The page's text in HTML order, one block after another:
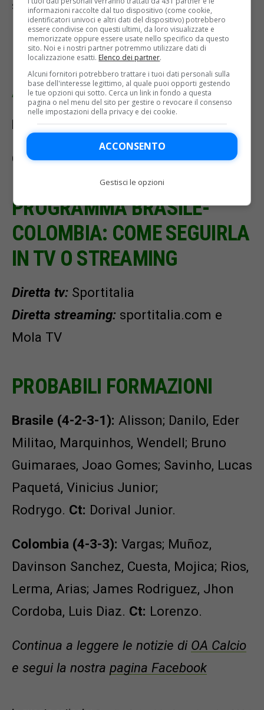
sito sportitalia.it e su Mola TV.
PROGRAMMA COPA
AMERICA 2024
Mercoledì 3 luglio
Ore 03.00 Brasile-Colombia
PROGRAMMA BRASILE-
COLOMBIA: COME SEGUIRLA
IN TV O STREAMING
Diretta tv: Sportitalia
Diretta streaming: sportitalia.com e
Mola TV
PROBABILI FORMAZIONI
Brasile (4-2-3-1): Alisson; Danilo, Eder
Militao, Marquinhos, Wendell; Bruno
Guimaraes, Joao Gomes; Savinho, Lucas
Paquetá, Vinicius Junior;
Rodrygo. Ct: Dorival Junior.
Colombia (4-3-3): Vargas; Muñoz,
Davinson Sanchez, Cuesta, Mojica; Rios,
Lerma, Arias; James Rodriguez, Jhon
Cordoba, Luis Diaz. Ct: Lorenzo.
Continua a leggere le notizie di OA Calcio
e segui la nostra pagina Facebook
informazioni raccolte dal tuo dispositivo (come cookie,
identificatori univoci e altri dati del dispositivo) potrebbero
essere condivise con questi ultimi, da loro visualizzate e
memorizzate oppure essere usate nello specifico da questo
sito. Noi e i nostri partner potremmo utilizzare dati di
localizzazione esatti. Elenco dei partner.
Alcuni fornitori potrebbero trattare i tuoi dati personali sulla
base dell'interesse legittimo, al quale puoi opporti gestendo
le tue opzioni qui sotto. Cerca un link in fondo a questa
pagina o nel menu del sito per gestire o revocare il consenso
nelle impostazioni della privacy e dei cookie.
ACCONSENTO
Gestisci le opzioni